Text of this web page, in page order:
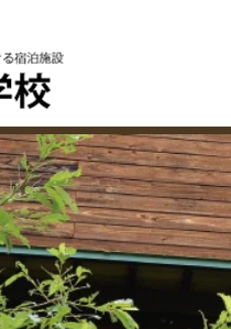
いて 森に泊まる 森